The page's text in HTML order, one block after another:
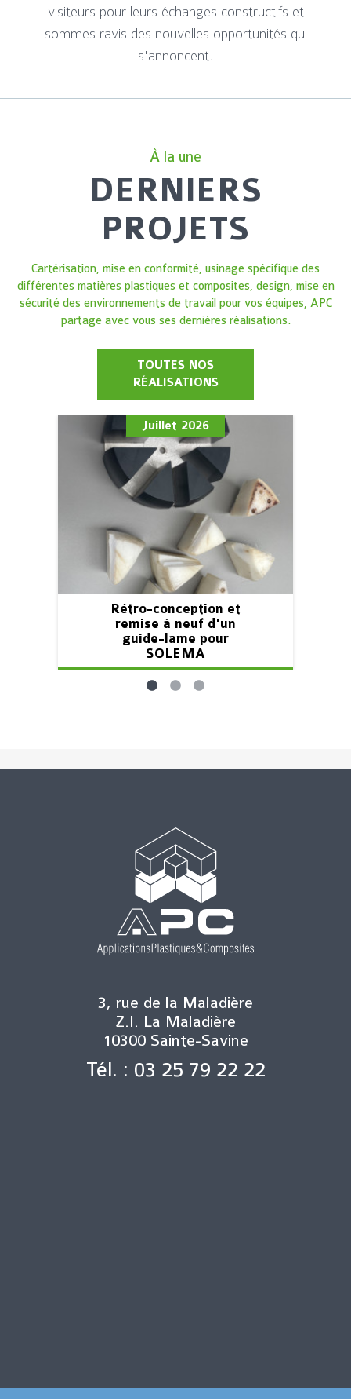
visiteurs pour leurs échanges constructifs et
sommes ravis des nouvelles opportunités qui
s'annoncent.
À la une
DERNIERS
PROJETS
Cartérisation, mise en conformité, usinage spécifique des
différentes matières plastiques et composites, design, mise en
sécurité des environnements de travail pour vos équipes, APC
partage avec vous ses dernières réalisations.
TOUTES NOS
RÉALISATIONS
Juillet 2026
Rétro-conception et
remise à neuf d'un
guide-lame pour
SOLEMA
3, rue de la Maladière
Z.I. La Maladière
10300 Sainte-Savine
Tél. : 03 25 79 22 22